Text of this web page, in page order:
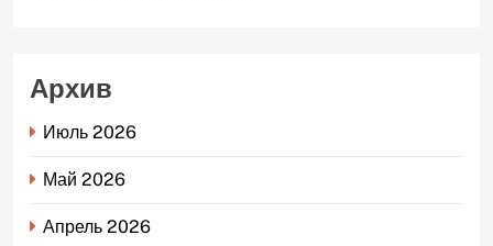
Архив
Июль 2026
Май 2026
Апрель 2026